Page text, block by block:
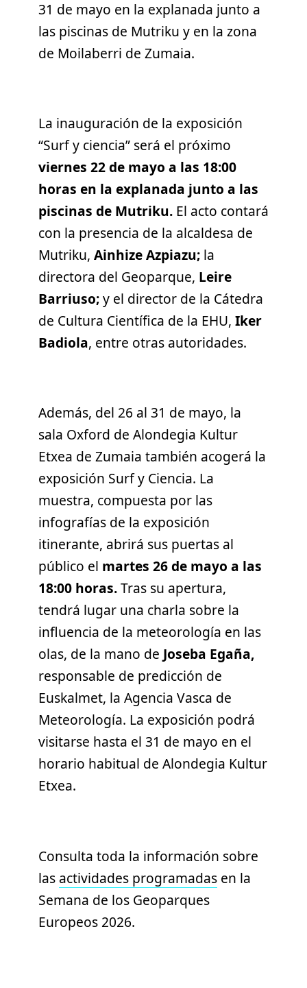
31 de mayo en la explanada junto a
las piscinas de Mutriku y en la zona
de Moilaberri de Zumaia.
La inauguración de la exposición
“Surf y ciencia” será el próximo
viernes 22 de mayo a las 18:00
horas en la explanada junto a las
piscinas de Mutriku. El acto contará
con la presencia de la alcaldesa de
Mutriku, Ainhize Azpiazu; la
directora del Geoparque, Leire
Barriuso;y el director de la Cátedra
de Cultura Científica de la EHU, Iker
Badiola, entre otras autoridades.
Además, del 26 al 31 de mayo, la
sala Oxford de Alondegia Kultur
Etxea de Zumaia también acogerá la
exposición Surf y Ciencia. La
muestra, compuesta por las
infografías de la exposición
itinerante, abrirá sus puertas al
público el martes 26 de mayo a las
18:00 horas.Tras su apertura,
tendrá lugar una charla sobre la
influencia de la meteorología en las
olas, de la mano de Joseba Egaña,
responsable de predicción de
Euskalmet, la Agencia Vasca de
Meteorología. La exposición podrá
visitarse hasta el 31 de mayo en el
horario habitual de Alondegia Kultur
Etxea.
Consulta toda la información sobre
las actividades programadas en la
Semana de los Geoparques
Europeos 2026.